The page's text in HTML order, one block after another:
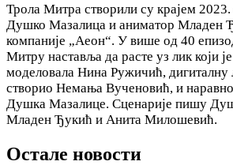
Трола Митра створили су крајем
Душко Мазалица и аниматор Младен
компаније „Аеон“. У више од 40
Митру наставља да расте уз лик који
моделовала Нина Ружичић, дигиталну
створио Немања Вученовић, и
Душка Мазалице. Сценарије пишу
Младен Ђукић и Анита Милошевић.
Остале новости